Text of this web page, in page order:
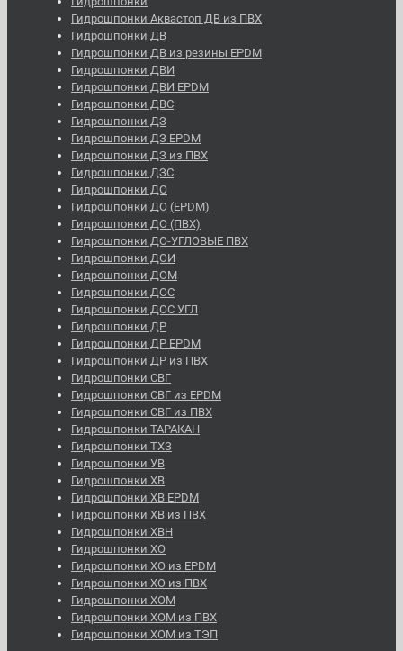
Гидрошпонки Аквастоп ДВ из ПВХ
Гидрошпонки ДВ
Гидрошпонки ДВ из резины EPDM
Гидрошпонки ДВИ
Гидрошпонки ДВИ EPDM
Гидрошпонки ДВС
Гидрошпонки ДЗ
Гидрошпонки ДЗ EPDM
Гидрошпонки ДЗ из ПВХ
Гидрошпонки ДЗС
Гидрошпонки ДО
Гидрошпонки ДО (EPDM)
Гидрошпонки ДО (ПВХ)
Гидрошпонки ДО-УГЛОВЫЕ ПВХ
Гидрошпонки ДОИ
Гидрошпонки ДОМ
Гидрошпонки ДОС
Гидрошпонки ДОС УГЛ
Гидрошпонки ДР
Гидрошпонки ДР EPDM
Гидрошпонки ДР из ПВХ
Гидрошпонки СВГ
Гидрошпонки СВГ из EPDM
Гидрошпонки СВГ из ПВХ
Гидрошпонки ТАРАКАН
Гидрошпонки ТХЗ
Гидрошпонки УВ
Гидрошпонки ХВ
Гидрошпонки ХВ EPDM
Гидрошпонки ХВ из ПВХ
Гидрошпонки ХВН
Гидрошпонки ХО
Гидрошпонки ХО из EPDM
Гидрошпонки ХО из ПВХ
Гидрошпонки ХОМ
Гидрошпонки ХОМ из ПВХ
Гидрошпонки ХОМ из ТЭП